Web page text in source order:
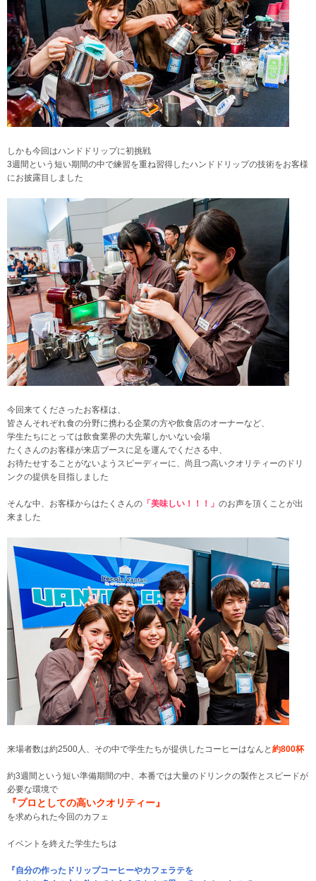
しかも今回はハンドドリップに初挑戦
3週間という短い期間の中で練習を重ね習得したハンドドリップの技術をお客様
にお披露目しました
今回来てくださったお客様は、
皆さんそれぞれ食の分野に携わる企業の方や飲食店のオーナーなど、
学生たちにとっては飲食業界の大先輩しかいない会場
たくさんのお客様が来店ブースに足を運んでくださる中、
お待たせすることがないようスピーディーに、尚且つ高いクオリティーのドリ
ンクの提供を目指しました
そんな中、お客様からはたくさんの 「美味しい！！！」 のお声を頂くことが出
来ました
来場者数は約2500人、その中で学生たちが提供したコーヒーはなんと 約800杯
約3週間という短い準備期間の中、本番では大量のドリンクの製作とスピードが
必要な環境で
『プロとしての高いクオリティー』
を求められた今回のカフェ
イベントを終えた学生たちは
『自分の作ったドリップコーヒーやカフェラテを